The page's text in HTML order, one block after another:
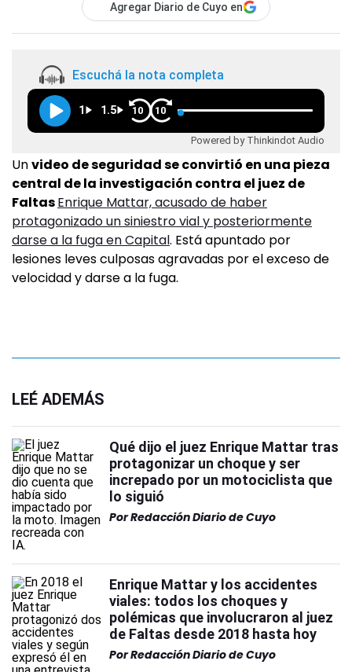
Agregar Diario de Cuyo en
Escuchá la nota completa
1 1.5 10 10
Powered by Thinkindot Audio
Unvideo de seguridad se convirtió en una pieza
central de la investigación contra el juez de
FaltasEnrique Mattar, acusado de haber
protagonizado un siniestro vial y posteriormente
darse a la fuga en Capital. Está apuntado por
lesiones leves culposas agravadas por el exceso de
velocidad y darse a la fuga.
LEÉ ADEMÁS
Qué dijo el juez Enrique Mattar tras
protagonizar un choque y ser
increpado por un motociclista que
lo siguió
PorRedacción Diario de Cuyo
Enrique Mattar y los accidentes
viales: todos los choques y
polémicas que involucraron al juez
de Faltas desde 2018 hasta hoy
PorRedacción Diario de Cuyo